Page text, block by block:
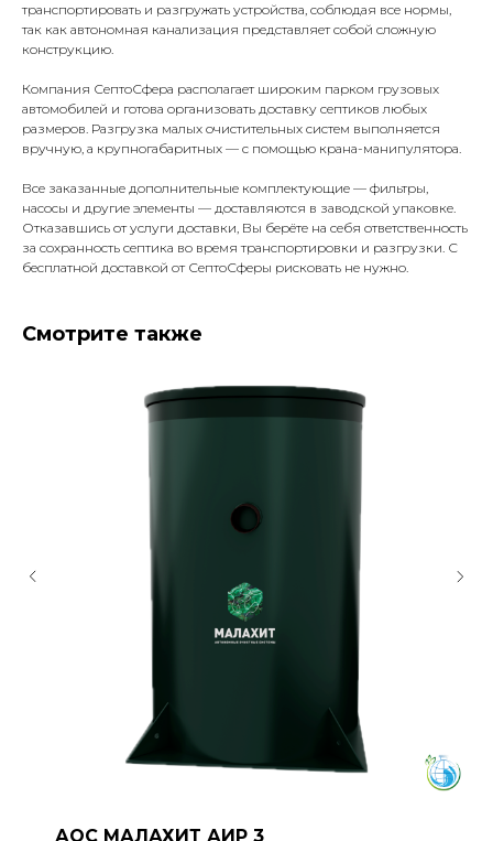
транспортировать и разгружать устройства, соблюдая все нормы,
так как автономная канализация представляет собой сложную
конструкцию.
Компания СептоСфера располагает широким парком грузовых
автомобилей и готова организовать доставку септиков любых
размеров. Разгрузка малых очистительных систем выполняется
вручную, а крупногабаритных — с помощью крана-манипулятора.
Все заказанные дополнительные комплектующие — фильтры,
насосы и другие элементы — доставляются в заводской упаковке.
Отказавшись от услуги доставки, Вы берёте на себя ответственность
за сохранность септика во время транспортировки и разгрузки. С
бесплатной доставкой от СептоСферы рисковать не нужно.
Смотрите также
АОС МАЛАХИТ АИР 3